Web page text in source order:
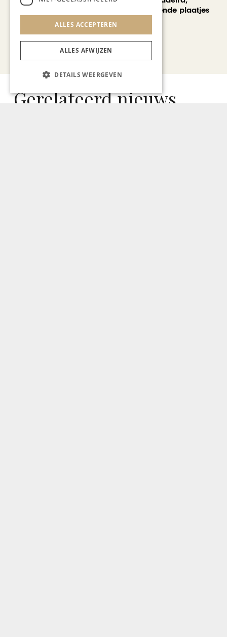
voorbij de bekende plaatjes
Bekijk alle artikelen
Gerelateerd nieuws
ALLES ACCEPTEREN
ALLES AFWIJZEN
DETAILS WEERGEVEN